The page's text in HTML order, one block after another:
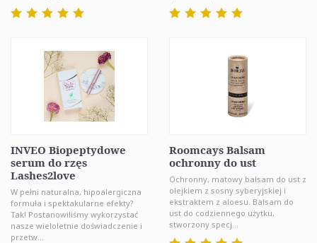
INVEO Biopeptydowe
serum do rzęs
Lashes2love
W pełni naturalna, hipoalergiczna
formuła i spektakularne efekty?
Tak! Postanowiliśmy wykorzystać
nasze wieloletnie doświadczenie i
przetw...
Roomcays Balsam
ochronny do ust
Ochronny, matowy balsam do ust z
olejkiem z sosny syberyjskiej i
ekstraktem z aloesu. Balsam do
ust do codziennego użytku,
stworzony specj...